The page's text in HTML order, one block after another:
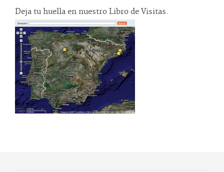
Deja tu huella en nuestro Libro de Visitas.